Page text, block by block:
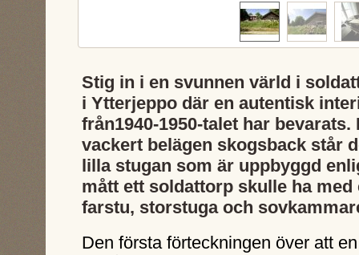
Stig in i en svunnen värld i
i Ytterjeppo där en autentisk
från1940-1950-talet har bevarats.
vackert belägen skogsback står
lilla stugan som är uppbyggd
mått ett soldattorp skulle ha med
farstu, storstuga och
Den första förteckningen över att